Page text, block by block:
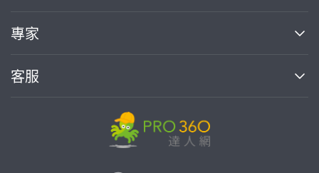
部落格
加入我們
買服務
熱門服務
專家
案件中心
客服